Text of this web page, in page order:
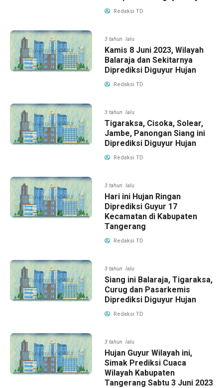
Redaksi TD
3 tahun lalu
Kamis 8 Juni 2023, Wilayah
Balaraja dan Sekitarnya
Diprediksi Diguyur Hujan
Redaksi TD
3 tahun lalu
Tigaraksa, Cisoka, Solear,
Jambe, Panongan Siang ini
Diprediksi Diguyur Hujan
Redaksi TD
3 tahun lalu
Hari ini Hujan Ringan
Diprediksi Guyur 17
Kecamatan di Kabupaten
Tangerang
Redaksi TD
3 tahun lalu
Siang ini Balaraja, Tigaraksa,
Curug dan Pasarkemis
Diprediksi Diguyur Hujan
Redaksi TD
3 tahun lalu
Hujan Guyur Wilayah ini,
Simak Prediksi Cuaca
Wilayah Kabupaten
Tangerang Sabtu 3 Juni 2023